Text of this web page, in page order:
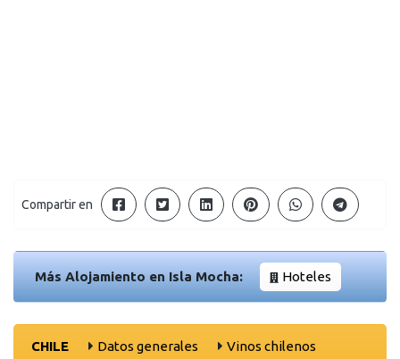
Compartir en
Más Alojamiento en Isla Mocha: Hoteles
CHILE Datos generales
Vinos chilenos